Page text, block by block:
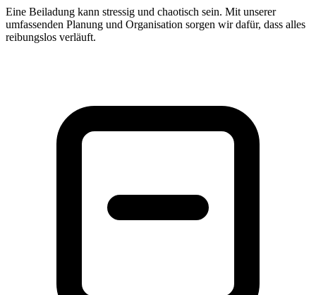
Eine Beiladung kann stressig und chaotisch sein. Mit unserer
umfassenden Planung und Organisation sorgen wir dafür, dass alles
reibungslos verläuft.